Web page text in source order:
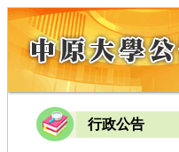
行政公告